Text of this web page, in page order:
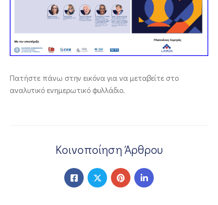
Πατήστε πάνω στην εικόνα για να μεταβείτε στο
αναλυτικό ενημερωτικό φυλλάδιο.
Κοινοποίηση Άρθρου